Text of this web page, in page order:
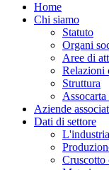
Home
Chi siamo
Statuto
Organi
Aree di
Relazioni
Struttura
Aziende
Dati di settore
Cruscotto